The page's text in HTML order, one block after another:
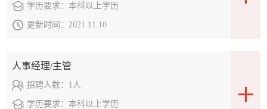
学历要求： 本科以上学历
更新时间： 2021.11.10
人事经理/主管
招聘人数： 1人
学历要求： 本科以上学历